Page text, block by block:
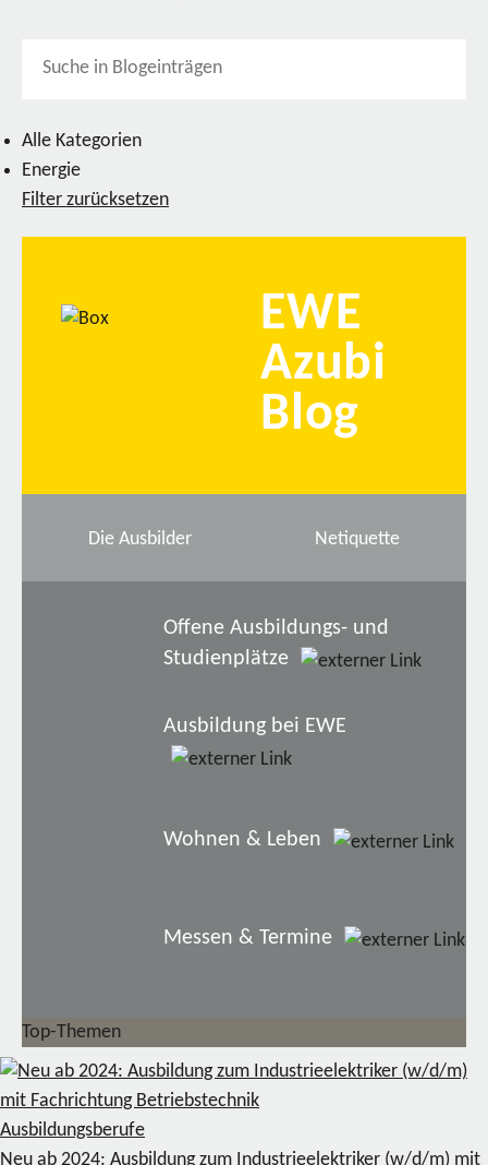
Alle Kategorien
Energie
Filter zurücksetzen
EWE
Azubi
Blog
Die Ausbilder Netiquette
Offene Ausbildungs- und
Studienplätze
Ausbildung bei EWE
Wohnen & Leben
Messen & Termine
Top-Themen
Ausbildungsberufe
Neu ab 2024: Ausbildung zum Industrieelektriker (w/d/m) mit